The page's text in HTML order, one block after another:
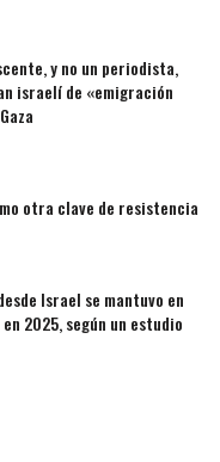
y no un periodista,
israelí de «emigración
otra clave de resistencia
Israel se mantuvo en
2025, según un estudio